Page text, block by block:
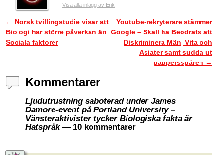
Visa alla inlägg av Erik
Inläggsnavigering
← Norsk tvillingstudie visar att
Biologi har större påverkan än
Sociala faktorer
Youtube-rekryterare stämmer
Google – Skall ha Beodrats att
Diskriminera Män, Vita och
Asiater samt sudda ut
pappersspåren →
Kommentarer
Ljudutrustning saboterad under James
Damore-event på Portland University –
Vänsteraktivister tycker Biologiska fakta är
Hatspråk— 10 kommentarer